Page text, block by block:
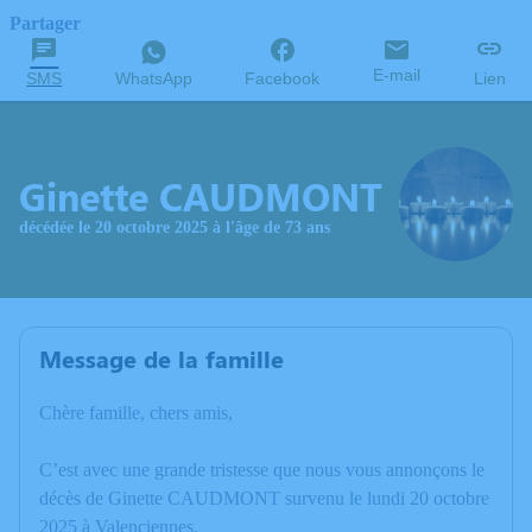
Partager
SMS WhatsApp Facebook E-mail Lien
Ginette CAUDMONT
décédée le 20 octobre 2025 à l'âge de 73 ans
Message de la famille
Chère famille, chers amis,
C’est avec une grande tristesse que nous vous annonçons le
décès de Ginette CAUDMONT survenu le lundi 20 octobre
2025 à Valenciennes.